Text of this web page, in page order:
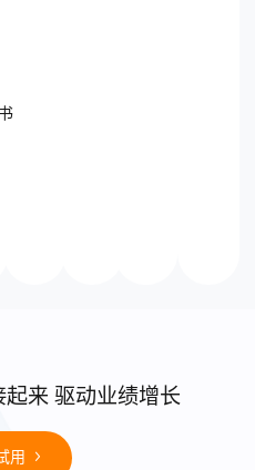
来 驱动业绩增长
用